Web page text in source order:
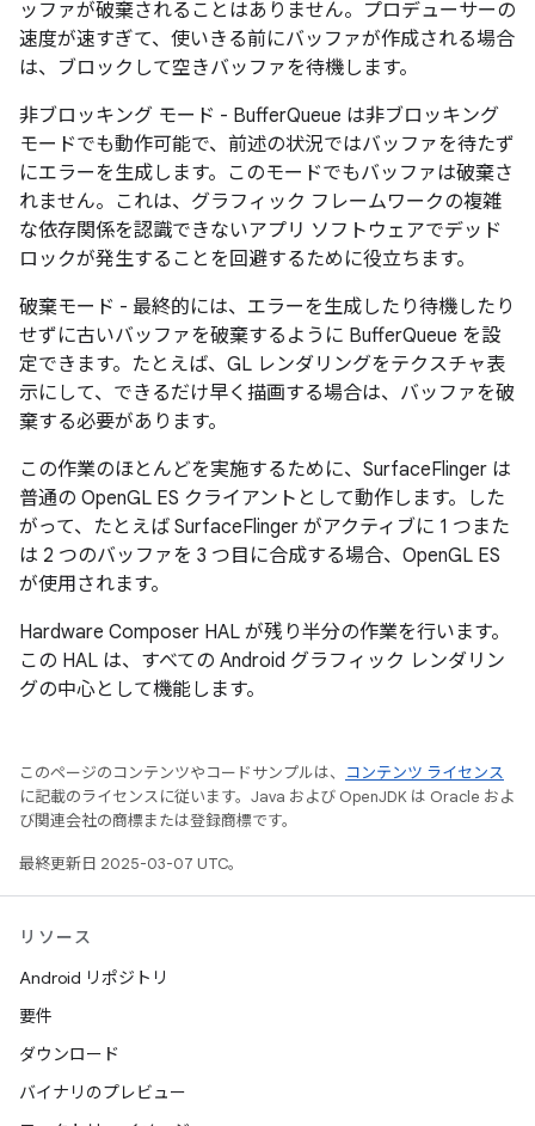
ッファが破棄されることはありません。プロデューサーの
速度が速すぎて、使いきる前にバッファが作成される場合
は、ブロックして空きバッファを待機します。
非ブロッキング モード - BufferQueue は非ブロッキング
モードでも動作可能で、前述の状況ではバッファを待たず
にエラーを生成します。
このモードでもバッファは破棄さ
れません。これは、グラフィック フレームワークの複雑
な依存関係を認識できないアプリ ソフトウェアでデッド
ロックが発生することを回避するために役立ちます。
破棄モード - 最終的には、エラーを生成したり待機したり
せずに古いバッファを破棄するように BufferQueue を設
定できます。 たとえば、GL レンダリングをテクスチャ表
示にして、できるだけ早く描画する場合は、バッファを破
棄する必要があります。
この作業のほとんどを実施するために、SurfaceFlinger は
普通の OpenGL ES クライアントとして動作します。した
がって、たとえば SurfaceFlinger がアクティブに 1 つまた
は 2 つのバッファを 3 つ目に合成する場合、OpenGL ES
が使用されます。
Hardware Composer HAL が残り半分の作業を行います。
この HAL は、すべての Android グラフィック レンダリン
グの中心として機能します。
このページのコンテンツやコードサンプルは、
コンテンツ ライセンス
に記載のライセンスに従います。Java および OpenJDK は Oracle およ
び関連会社の商標または登録商標です。
最終更新日 2025-03-07 UTC。
リソース
Android リポジトリ
要件
ダウンロード
バイナリのプレビュー